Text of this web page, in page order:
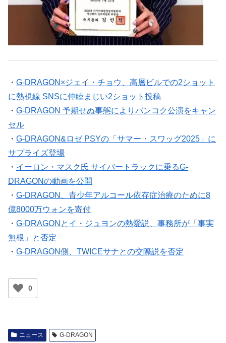
・ G-DRAGON×ジェイ・チョウ、高層ビルでの2ショット
に熱視線 SNSに仲睦まじい2ショット投稿
・ G-DRAGON 予期せぬ事態によりバンコク公演をキャン
セル
・ G-DRAGON&ロゼ PSYの「サマー・スワッグ2025」に
サプライズ登場
・ イーロン・マスク氏 サイバートラックに乗るG-
DRAGONの動画を公開
・ G-DRAGON、青少年アルコール依存症治療のために8
億8000万ウォンを寄付
・ G-DRAGONとイ・ジュヨンの熱愛説、事務所が「事実
無根」と否定
・ G-DRAGON側、TWICEサナとの交際説を否定
0
ニュース G-DRAGON